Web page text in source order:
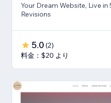
Your Dream Website, Live in
Revisions
5.0 (2)
料金：$20 より